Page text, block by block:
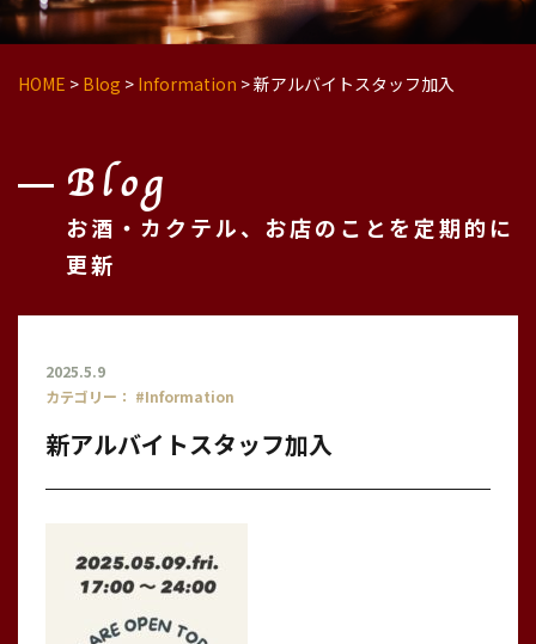
HOME > Blog > Information >新アルバイトスタッフ加入
Blog
お酒・カクテル、お店のことを定期的に
更新
2025.5.9
カテゴリー： #Information
新アルバイトスタッフ加入